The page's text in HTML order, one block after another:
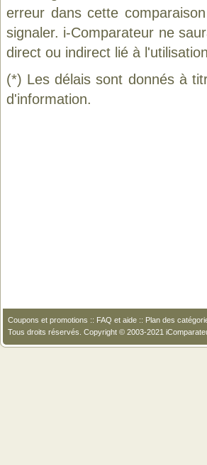
erreur dans cette
signaler. i-Comparateur ne
direct ou indirect lié à
(*) Les délais sont donnés à
d'information.
Coupons et promotions :: FAQ et aide :: Plan des
Tous droits réservés. Copyright © 2003-2021